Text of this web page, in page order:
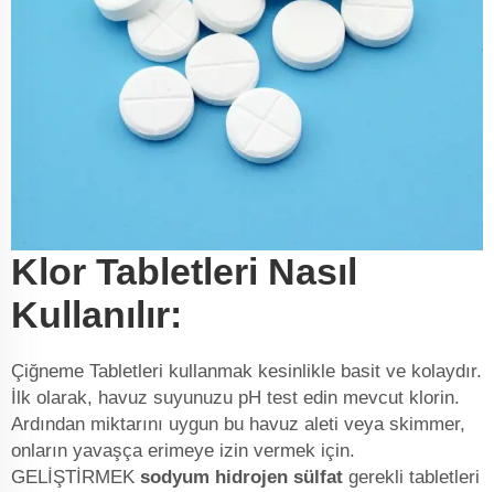
Klor Tabletleri Nasıl
Kullanılır:
Çiğneme Tabletleri kullanmak kesinlikle basit ve kolaydır.
İlk olarak, havuz suyunuzu pH test edin mevcut klorin.
Ardından miktarını uygun bu havuz aleti veya skimmer,
onların yavaşça erimeye izin vermek için.
GELİŞTİRMEK sodyum hidrojen sülfat gerekli tabletleri